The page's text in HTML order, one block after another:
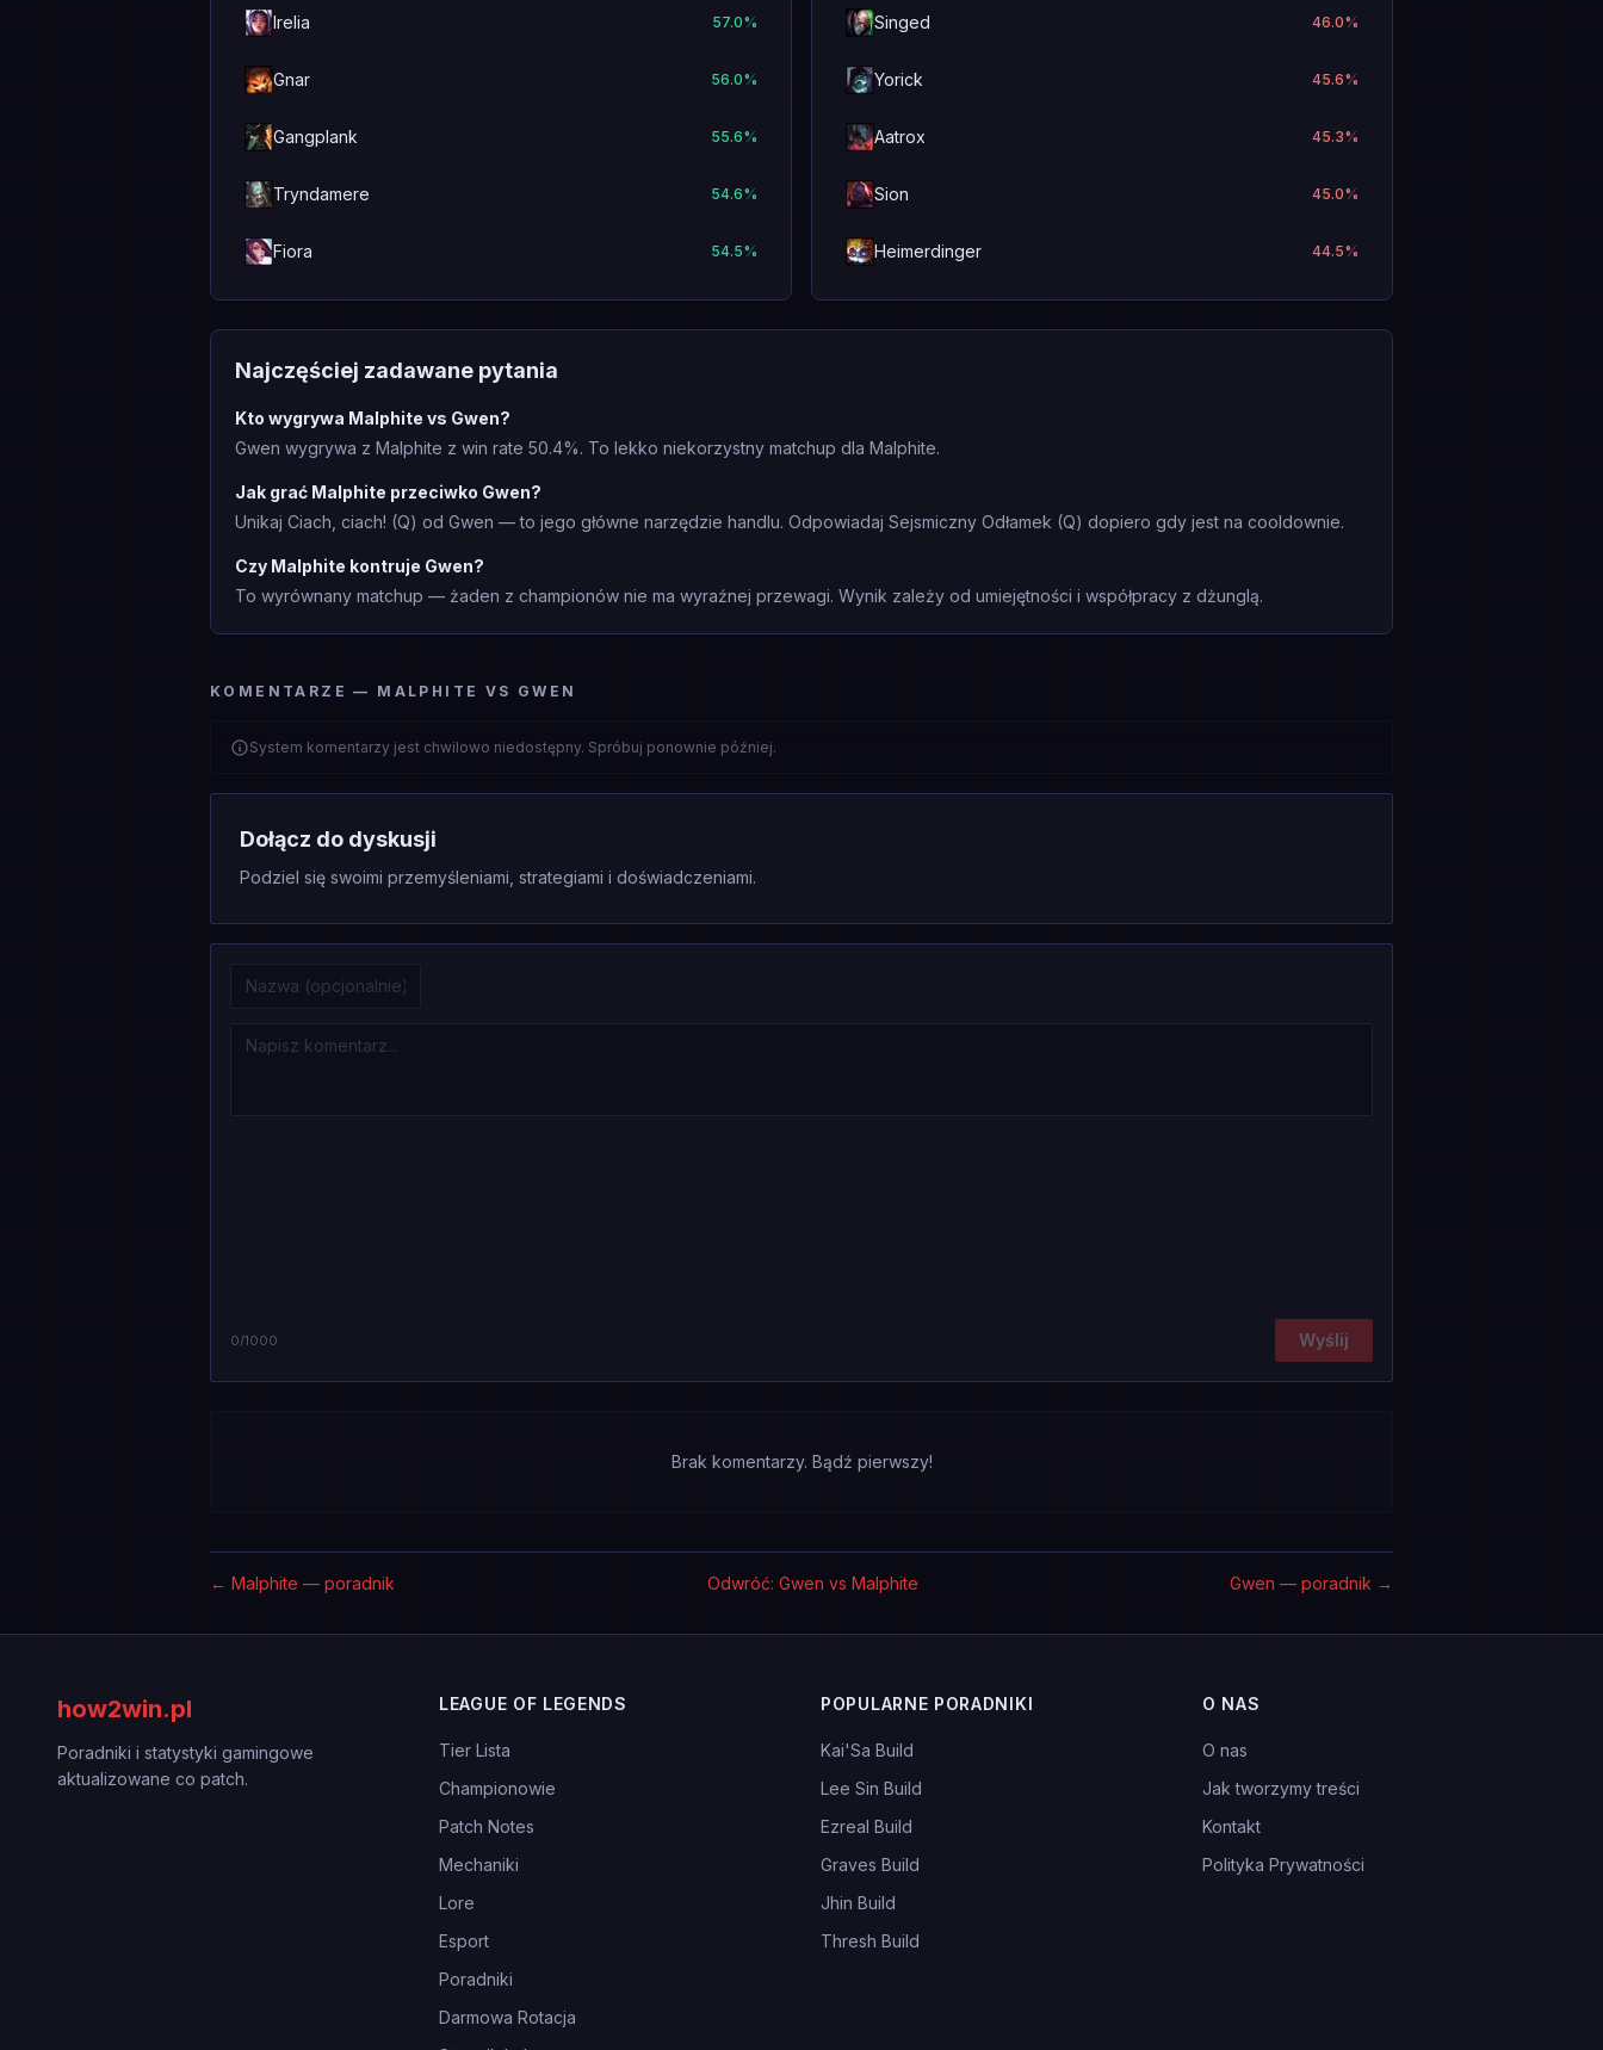
Irelia 57.0%
Gnar 56.0%
Gangplank 55.6%
Tryndamere 54.6%
Fiora 54.5%
Singed 46.0%
Yorick 45.6%
Aatrox 45.3%
Sion 45.0%
Heimerdinger 44.5%
Najczęściej zadawane pytania
Kto wygrywa Malphite vs Gwen?
Gwen wygrywa z Malphite z win rate 50.4%. To lekko niekorzystny matchup dla Malphite.
Jak grać Malphite przeciwko Gwen?
Unikaj Ciach, ciach! (Q) od Gwen — to jego główne narzędzie handlu. Odpowiadaj Sejsmiczny Odłamek (Q) dopiero gdy jest na cooldownie.
Czy Malphite kontruje Gwen?
To wyrównany matchup — żaden z championów nie ma wyraźnej przewagi. Wynik zależy od umiejętności i współpracy z dżunglą.
KOMENTARZE — MALPHITE VS GWEN
System komentarzy jest chwilowo niedostępny. Spróbuj ponownie później.
Dołącz do dyskusji
Podziel się swoimi przemyśleniami, strategiami i doświadczeniami.
0/1000 Wyślij
Brak komentarzy. Bądź pierwszy!
← Malphite — poradnik Odwróć: Gwen vs Malphite Gwen — poradnik →
how2win.pl
Poradniki i statystyki gamingowe
aktualizowane co patch.
LEAGUE OF LEGENDS
Tier Lista
Championowie
Patch Notes
Mechaniki
Lore
Esport
Poradniki
Darmowa Rotacja
POPULARNE PORADNIKI
Kai'Sa Build
Lee Sin Build
Ezreal Build
Graves Build
Jhin Build
Thresh Build
O NAS
O nas
Jak tworzymy treści
Kontakt
Polityka Prywatności